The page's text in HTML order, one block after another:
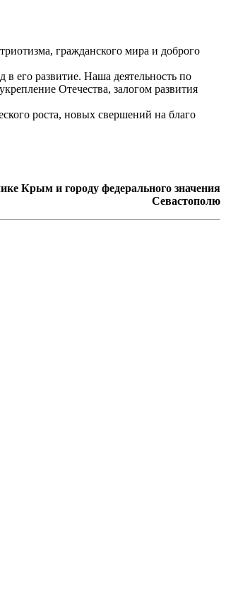
гражданского мира и доброго
его развитие. Наша деятельность по
Отечества, залогом развития
роста, новых свершений на благо
Крым и городу федерального значения
Севастополю